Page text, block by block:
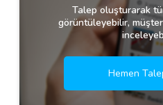
Talep oluşturarak
görüntüleyebilir,
Hemen